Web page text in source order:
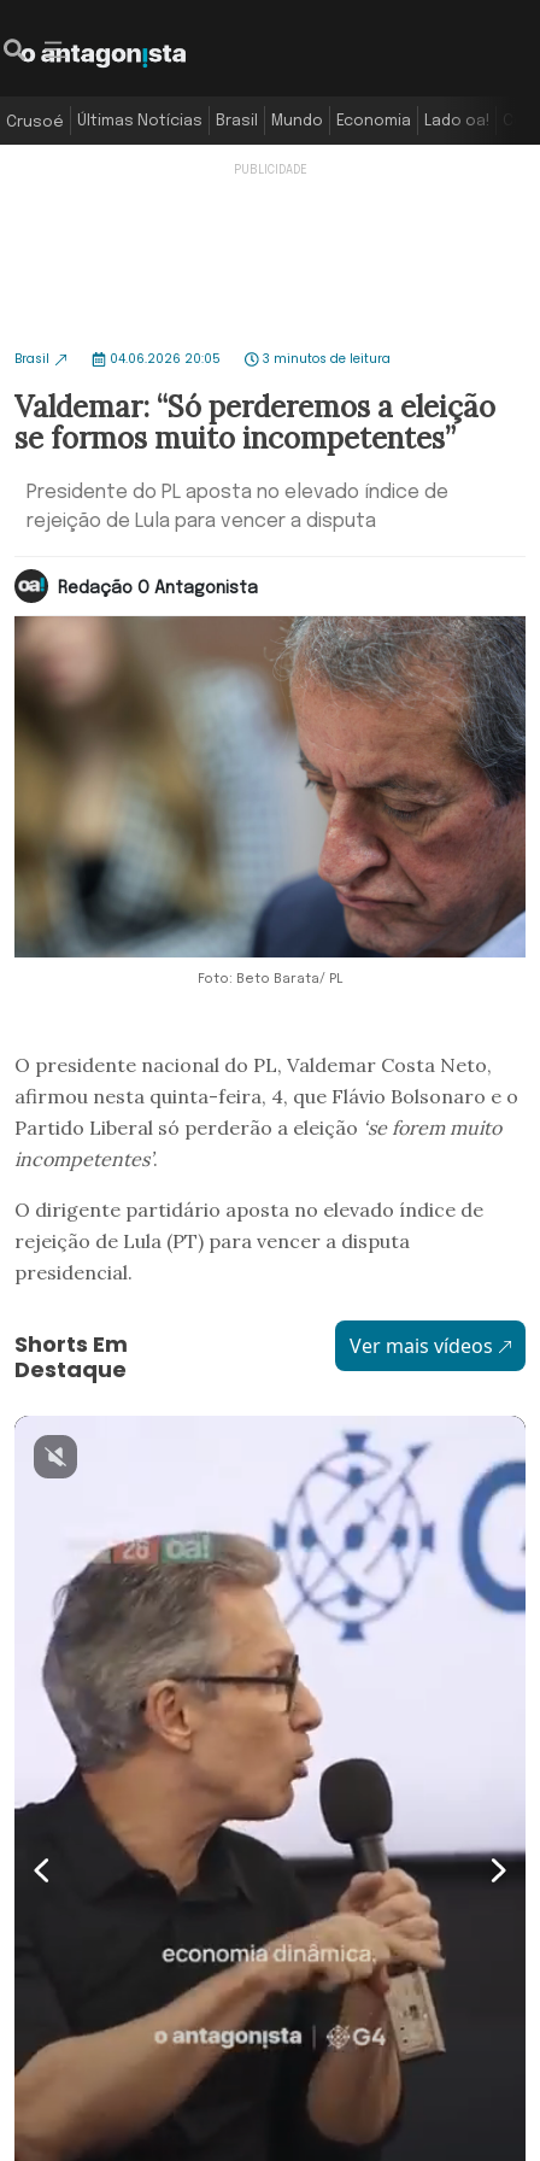
Crusoé Últimas Notícias Brasil Mundo Economia Lado oa!
Brasil 04.06.2026 20:05 3 minutos de leitura
Valdemar: “Só perderemos a eleição
se formos muito incompetentes”
Presidente do PL aposta no elevado índice de
rejeição de Lula para vencer a disputa
Redação O Antagonista
Foto: Beto Barata/ PL
O presidente nacional do PL, Valdemar Costa Neto,
afirmou nesta quinta-feira, 4, que Flávio Bolsonaro e o
Partido Liberal só perderão a eleição ‘se forem muito
incompetentes’.
O dirigente partidário aposta no elevado índice de
rejeição de Lula (PT) para vencer a disputa
presidencial.
Shorts Em
Destaque
Ver mais vídeos